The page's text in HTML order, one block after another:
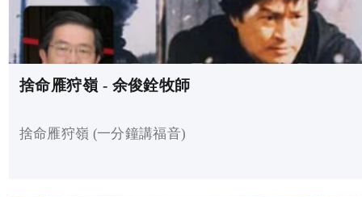
捨命雁狩嶺 - 余俊銓牧師
捨命雁狩嶺 (一分鐘講福音)